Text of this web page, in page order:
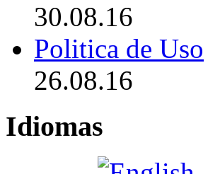
30.08.16
Politica de Uso
26.08.16
Idiomas